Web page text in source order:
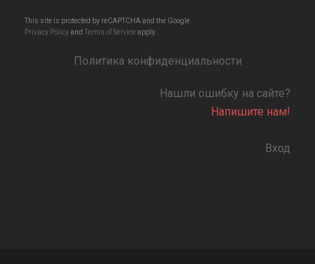
This site is protected by reCAPTCHA and the Google
Privacy Policyand Terms of Serviceapply.
Политика конфиденциальности
Нашли ошибку на сайте?
Напишите нам!
Вход